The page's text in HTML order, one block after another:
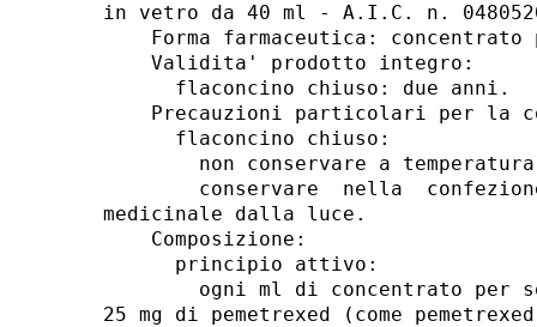
in vetro da 40 ml - A.I.C. n.
Forma farmaceutica:
    Validita' prodotto integro:
      flaconcino chiuso: due anni.
Precauzioni particolari per la
      flaconcino chiuso:
non conservare a
conservare  nella
medicinale dalla luce.
    Composizione:
      principio attivo:
ogni ml di concentrato per
25 mg di pemetrexed (come